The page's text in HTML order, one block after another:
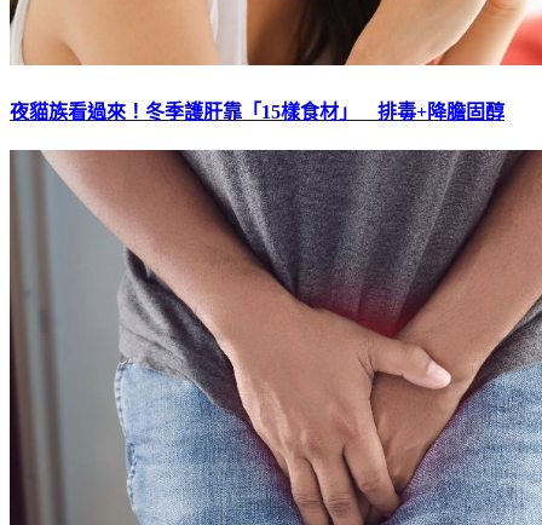
夜貓族看過來！冬季護肝靠「15樣食材」 排毒+降膽固醇